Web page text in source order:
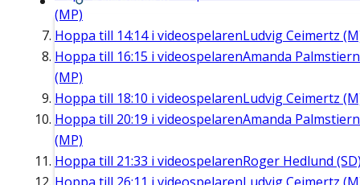
(MP)
Hoppa till 14:14i videospelarenLudvig Ceimertz
Hoppa till 16:15 i videospelarenAmanda
(MP)
Hoppa till 18:10 i videospelarenLudvig Ceimertz
Hoppa till 20:19 i videospelarenAmanda
(MP)
Hoppa till 21:33 i videospelarenRoger Hedlund